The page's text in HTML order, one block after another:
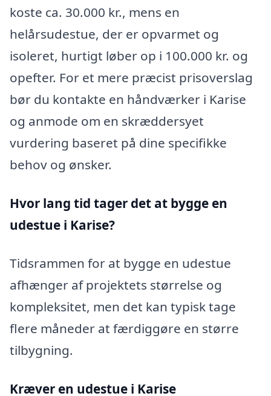
koste ca. 30.000 kr., mens en
helårsudestue, der er opvarmet og
isoleret, hurtigt løber op i 100.000 kr. og
opefter. For et mere præcist prisoverslag
bør du kontakte en håndværker i Karise
og anmode om en skræddersyet
vurdering baseret på dine specifikke
behov og ønsker.
Hvor lang tid tager det at bygge en
udestue i Karise?
Tidsrammen for at bygge en udestue
afhænger af projektets størrelse og
kompleksitet, men det kan typisk tage
flere måneder at færdiggøre en større
tilbygning.
Kræver en udestue i Karise